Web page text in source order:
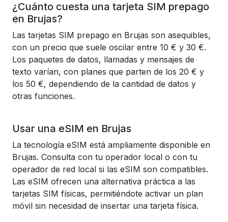
¿Cuánto cuesta una tarjeta SIM prepago
en Brujas?
Las tarjetas SIM prepago en Brujas son asequibles,
con un precio que suele oscilar entre 10 € y 30 €.
Los paquetes de datos, llamadas y mensajes de
texto varían, con planes que parten de los 20 € y
los 50 €, dependiendo de la cantidad de datos y
otras funciones.
Usar una eSIM en Brujas
La tecnología eSIM está ampliamente disponible en
Brujas. Consulta con tu operador local o con tu
operador de red local si las eSIM son compatibles.
Las eSIM ofrecen una alternativa práctica a las
tarjetas SIM físicas, permitiéndote activar un plan
móvil sin necesidad de insertar una tarjeta física.